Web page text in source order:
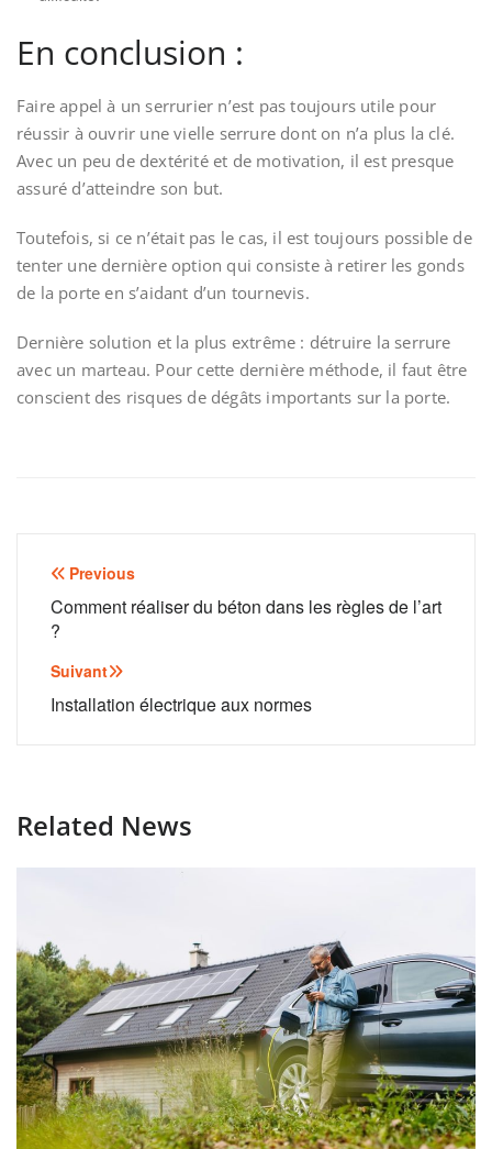
En conclusion :
Faire appel à un serrurier n’est pas toujours utile pour
réussir à ouvrir une vielle serrure dont on n’a plus la clé.
Avec un peu de dextérité et de motivation, il est presque
assuré d’atteindre son but.
Toutefois, si ce n’était pas le cas, il est toujours possible de
tenter une dernière option qui consiste à retirer les gonds
de la porte en s’aidant d’un tournevis.
Dernière solution et la plus extrême : détruire la serrure
avec un marteau. Pour cette dernière méthode, il faut être
conscient des risques de dégâts importants sur la porte.
Navigation
de
l’article
Previous
Comment réaliser du béton dans les règles de l’art
?
Suivant
Installation électrique aux normes
Related News